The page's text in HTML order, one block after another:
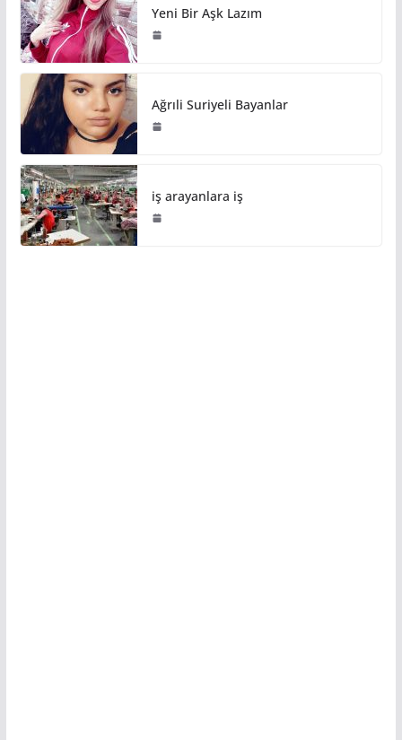
Yeni Bir Aşk Lazım
Ağrıli Suriyeli Bayanlar
iş arayanlara iş